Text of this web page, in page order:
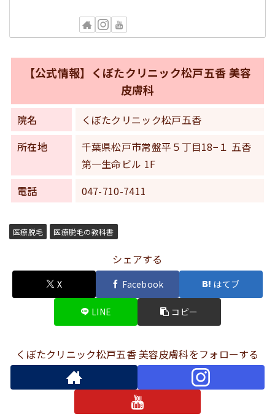
【公式情報】くぼたクリニック松戸五香 美容
皮膚科
院名
くぼたクリニック松戸五香
所在地
千葉県松戸市常盤平５丁目18−１ 五香
第一生命ビル 1F
電話
047-710-7411
医療脱毛 医療脱毛の教科書
シェアする
X Facebook はてブ
LINE コピー
くぼたクリニック松戸五香 美容皮膚科をフォローする